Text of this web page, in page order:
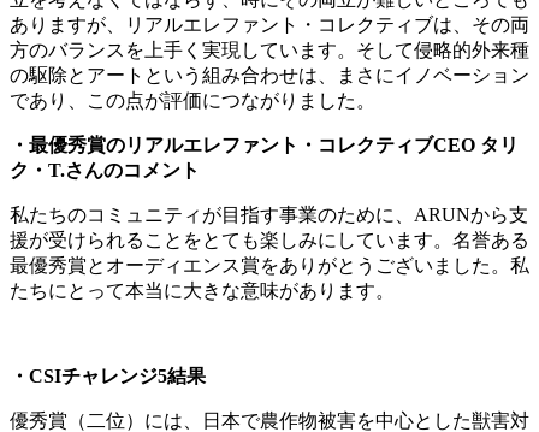
ありますが、リアルエレファント・コレクティブは、その両
方のバランスを上手く実現しています。そして侵略的外来種
の駆除とアートという組み合わせは、まさにイノベーション
であり、この点が評価につながりました。
・最優秀賞のリアルエレファント・コレクティブCEO タリ
ク・T.さんのコメント
私たちのコミュニティが目指す事業のために、ARUNから支
援が受けられることをとても楽しみにしています。名誉ある
最優秀賞とオーディエンス賞をありがとうございました。私
たちにとって本当に大きな意味があります。
・CSIチャレンジ5結果
優秀賞（二位）には、日本で農作物被害を中心とした獣害対